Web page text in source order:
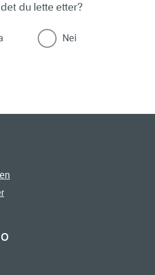
du lette etter?
Nei